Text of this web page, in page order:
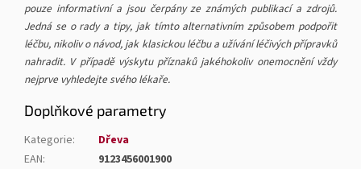
pouze informativní a jsou čerpány ze známých publikací a zdrojů.
Jedná se o rady a tipy, jak tímto alternativním způsobem podpořit
léčbu, nikoliv o návod, jak klasickou léčbu a užívání léčivých přípravků
nahradit. V případě výskytu příznaků jakéhokoliv onemocnění vždy
nejprve vyhledejte svého lékaře.
Doplňkové parametry
Kategorie:
Dřeva
EAN:
9123456001900